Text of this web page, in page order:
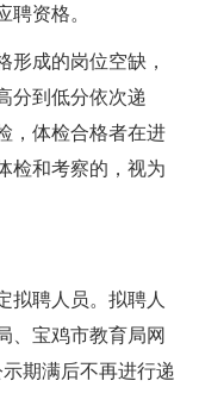
聘资格。
形成的岗位空缺，
分到低分依次递
，体检合格者在进
检和考察的，视为
拟聘人员。拟聘人
、宝鸡市教育局网
期满后不再进行递